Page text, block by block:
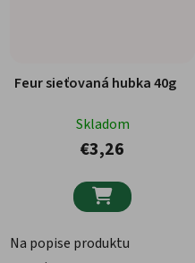
Feur sieťovaná hubka 40g
Skladom
€3,26

Na popise produktu